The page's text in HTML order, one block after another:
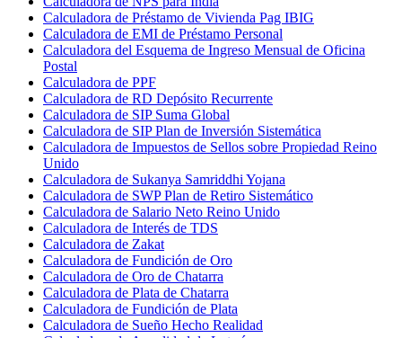
Calculadora de Préstamo de Vivienda Pag IBIG
Calculadora de EMI de Préstamo Personal
Calculadora del Esquema de Ingreso Mensual de Oficina
Postal
Calculadora de PPF
Calculadora de RD Depósito Recurrente
Calculadora de SIP Suma Global
Calculadora de SIP Plan de Inversión Sistemática
Calculadora de Impuestos de Sellos sobre Propiedad Reino
Unido
Calculadora de Sukanya Samriddhi Yojana
Calculadora de SWP Plan de Retiro Sistemático
Calculadora de Salario Neto Reino Unido
Calculadora de Interés de TDS
Calculadora de Zakat
Calculadora de Fundición de Oro
Calculadora de Oro de Chatarra
Calculadora de Plata de Chatarra
Calculadora de Fundición de Plata
Calculadora de Sueño Hecho Realidad